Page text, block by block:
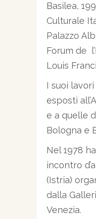
Basilea,
Culturale
Palazzo
Forum de
Louis
I suoi
esposti
e a quelle
Bologna e
Nel 1978
incontro
(Istria)
dalla
Venezia.